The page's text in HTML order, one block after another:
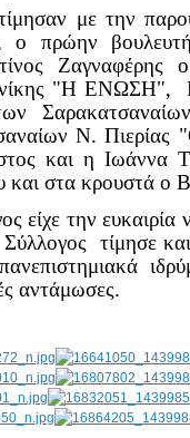
με την
ο πρώην
Ζαγναφέρης
"Η ΕΝΩΣΗ",
Ν.
και η Ιωάννα
και στα κρουστά ο
είχε την
τίμησε
αντάμωσες.